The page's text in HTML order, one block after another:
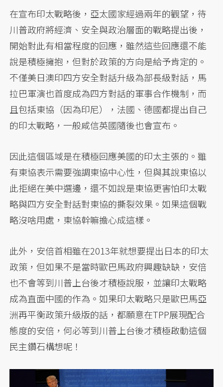
在宣布印太戰略後，亞太國家經過兩年的觀望，待
川普政府將經濟、安全與政治層面的戰略提出後，
開始對此有相當程度的回應，雖然這些回應還不能
說是積極擁抱，但對於政策的方向是給予肯定的。
不僅美日澳印四方安全對話升級為部長級對話，馬
拉巴軍演也首度成為四方對話的軍事合作機制，而
且包括東協（因為印尼），法國、德國都提出自己
的印太戰略，一般咸信英國隨後也會宣布。
因此這個區域是在積極回應美國的印太主張的。雖
有東協表示需要強調東協中心性，但與其說東協以
此拒絕在美中選邊，還不如說是東協更害怕印太戰
略與四方安全對話對東協的撕裂效果。如果這個戰
略沒啥用處，東協幹嘛擔心成這樣。
此外，安倍首相雖在2013年就想要提出日本的印太
政策，但如果不是當時歐巴馬政府興趣缺缺，安倍
也不會等到川普上台後才積極說服，並讓印太戰略
成為直面中國的作為。如果印太戰略只是歐巴馬亞
洲再平衡政策升級版的話，都願意在TPP展現配合
態度的安倍，何必等到川普上台後才積極啟動這個
民主鑽石構想呢！